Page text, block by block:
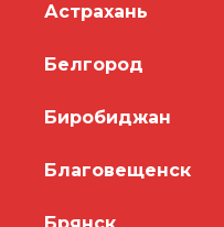
Астрахань
Белгород
Биробиджан
Благовещенск